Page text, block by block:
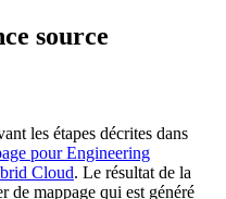
source
les étapes décrites dans
pour Engineering
Cloud. Le résultat de la
de mappage qui est généré